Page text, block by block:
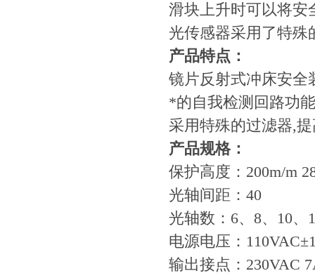
滑块上升时可以将安
光传感器采用了特殊
产品特点：
镜片反射式冲床安全
*的自我检测回路功
采用特殊的过滤器,
产品规格：
保护高度：200m/m
光轴间距：40
光轴数：6、8、10、
电源电压：
输出接点：230VAC